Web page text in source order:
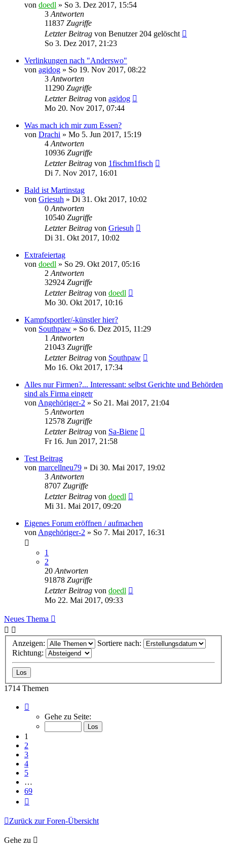
von doedl » So 3. Dez 2017, 15:54
3 Antworten
11837 Zugriffe
Letzter Beitrag von Benutzer 204 gelöscht
So 3. Dez 2017, 21:23
Verlinkungen nach "Anderswo"
von agidog » So 19. Nov 2017, 08:22
3 Antworten
11290 Zugriffe
Letzter Beitrag von agidog
Mo 20. Nov 2017, 07:44
Was mach ich mir zum Essen?
von Drachi » Mo 5. Jun 2017, 15:19
4 Antworten
10936 Zugriffe
Letzter Beitrag von 1fischm1fisch
Di 7. Nov 2017, 16:01
Bald ist Martinstag
von Griesuh » Di 31. Okt 2017, 10:02
0 Antworten
10540 Zugriffe
Letzter Beitrag von Griesuh
Di 31. Okt 2017, 10:02
Extrafeiertag
von doedl » So 29. Okt 2017, 05:16
2 Antworten
32924 Zugriffe
Letzter Beitrag von doedl
Mo 30. Okt 2017, 10:16
Kampfsportler/-künstler hier?
von Southpaw » So 6. Dez 2015, 11:29
1 Antworten
21043 Zugriffe
Letzter Beitrag von Southpaw
Mo 16. Okt 2017, 17:34
Alles nur Firmen?... Interessant: selbst Gerichte und Behörden
sind als Firma eingetr
von Angehöriger-2 » So 21. Mai 2017, 21:04
5 Antworten
12578 Zugriffe
Letzter Beitrag von Sa-Biene
Fr 16. Jun 2017, 21:58
Test Beitrag
von marcellneu79 » Di 30. Mai 2017, 19:02
3 Antworten
8707 Zugriffe
Letzter Beitrag von doedl
Mi 31. Mai 2017, 09:20
Eigenes Forum eröffnen / aufmachen
von Angehöriger-2 » So 7. Mai 2017, 16:31
1
2
20 Antworten
91878 Zugriffe
Letzter Beitrag von doedl
Mo 22. Mai 2017, 09:33
Neues Thema
Anzeigen:
Sortiere nach:
Richtung:
1714 Themen
von
Gehe zu Seite:
1
2
3
4
5
…
69
Zurück zur Foren-Übersicht
Gehe zu